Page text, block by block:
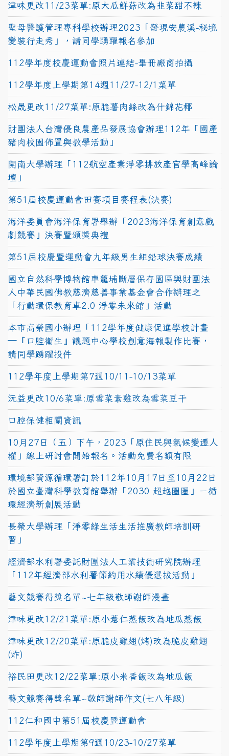
津味更改11/23菜單:原大瓜鮮菇改為韭菜甜不辣
聖母醫護管理專科學校辦理2023「發現安農溪-秘境
變裝行走秀」，請同學踴躍報名參加
112學年度校慶運動會照片連結-畢冊廠商拍攝
112學年度上學期第14週11/27-12/1菜單
松晟更改11/27菜單:原脆薯肉絲改為什錦花椰
財團法人台灣優良農產品發展協會辦理112年「國產
豬肉校園佈置與教學活動」
開南大學辦理「112航空產業淨零排放產官學高峰論
壇」
第51屆校慶運動會田賽項目賽程表(決賽)
海洋委員會海洋保育署舉辦「2023海洋保育創意戲
劇競賽」決賽暨頒獎典禮
第51屆校慶暨運動會九年級男生組鉛球決賽成績
國立自然科學博物館車籠埔斷層保存園區與財團法
人中華民國佛教慈濟慈善事業基金會合作辦理之
「行動環保教育車2.0 淨零未來館」活動
本市高榮國小辦理「112學年度健康促進學校計畫
─『口腔衛生』議題中心學校創意海報製作比賽，
請同學踴躍投件
112學年度上學期第7週10/11-10/13菜單
沅益更改10/6菜單:原雪菜素雞改為雪菜豆干
口腔保健相關資訊
10月27日（五）下午，2023「原住民與氣候變遷人
權」線上研討會開始報名。活動免費名額有限
環境部資源循環署訂於112年10月17日至10月22日
於國立臺灣科學教育館舉辦「2030 超越圈圈」－循
環經濟新創展活動
長榮大學辦理「淨零綠生活生活推廣教師培訓研
習」
經濟部水利署委託財團法人工業技術研究院辦理
「112年經濟部水利署節約用水績優選拔活動」
藝文競賽得獎名單~七年級敬師謝師漫畫
津味更改12/21菜單:原小薏仁蒸飯改為地瓜蒸飯
津味更改12/20菜單:原脆皮雞翅(烤)改為脆皮雞翅
(炸)
裕民田更改12/22菜單:原小米香飯改為地瓜飯
藝文競賽得獎名單~敬師謝師作文(七八年級)
112仁和國中第51屆校慶暨運動會
112學年度上學期第9週10/23-10/27菜單